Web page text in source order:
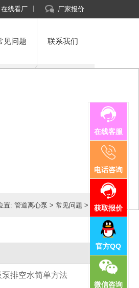
在线看厂 厂家报价
见问题 联系我们
在线客服
电话咨询
获取报价
官方QQ
微信咨询
置:管道离心泵 >常见问题 >
排空水简单方法